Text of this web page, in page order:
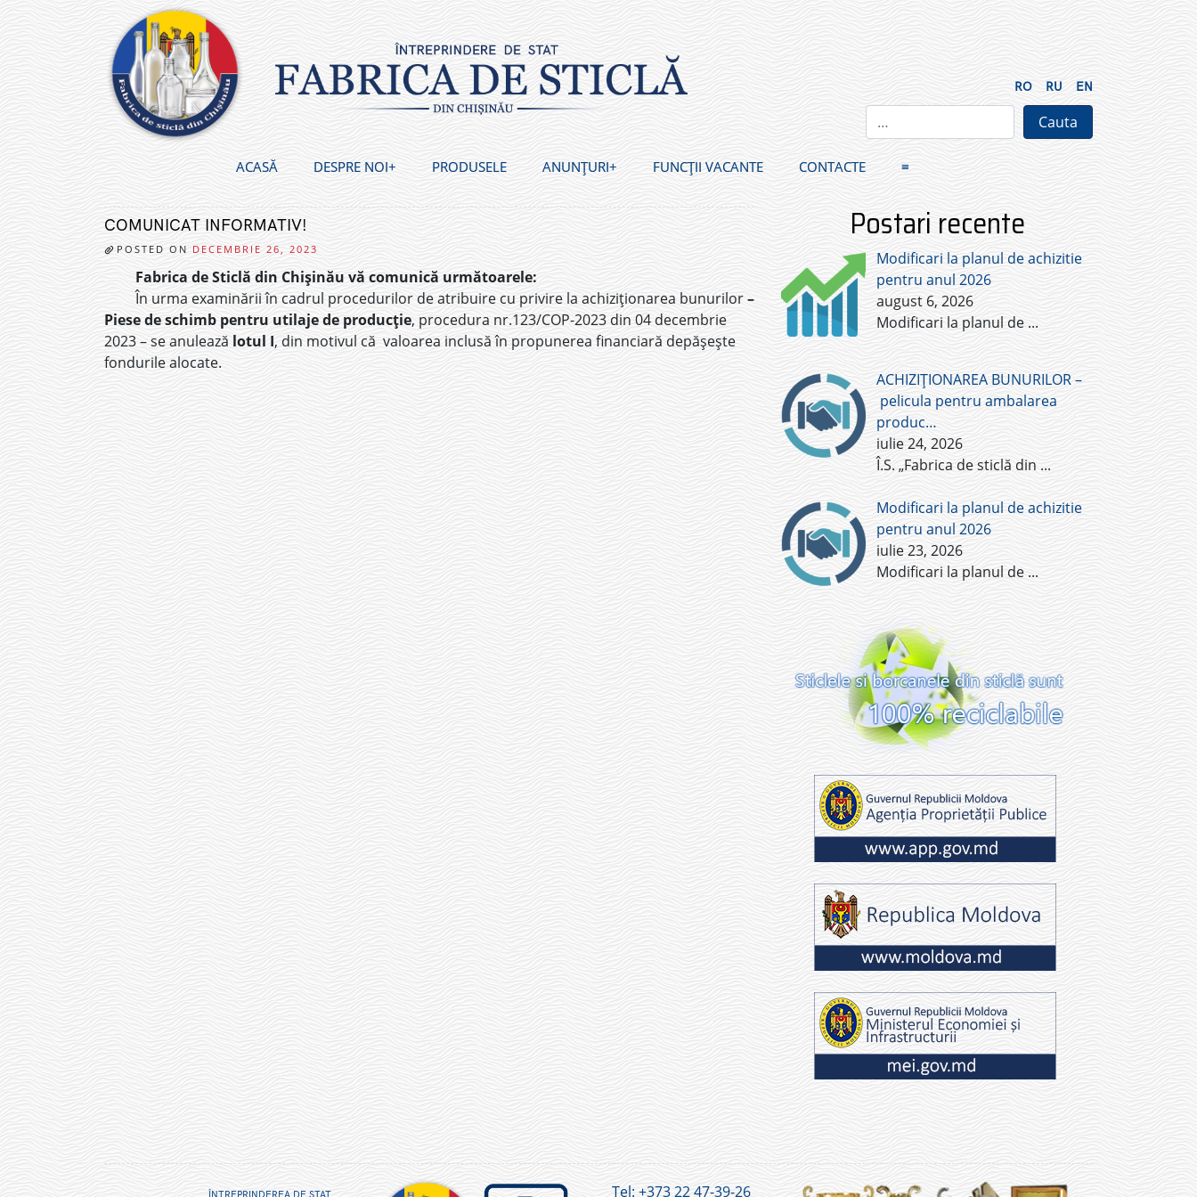
content
RO RU EN
ACASĂ DESPRE NOI PRODUSELE ANUNȚURI FUNCȚII VACANTE CONTACTE ≡
COMUNICAT INFORMATIV!
POSTED ON DECEMBRIE 26, 2023
Fabrica de Sticlă din Chișinău vă comunică următoarele:
În urma examinării în cadrul procedurilor de atribuire cu privire la achiziționarea bunurilor–
Piese de schimb pentru utilaje de producție, procedura nr.123/COP-2023 din 04 decembrie
2023 – se anulează lotul I, din motivul că valoarea inclusă în propunerea financiară depășește
fondurile alocate.
Postari recente
Modificari la planul de achizitie
pentru anul 2026
august 6, 2026
Modificari la planul de ...
ACHIZIȚIONAREA BUNURILOR –
pelicula pentru ambalarea
produc…
iulie 24, 2026
Î.S. „Fabrica de sticlă din ...
Modificari la planul de achizitie
pentru anul 2026
iulie 23, 2026
Modificari la planul de ...
ÎNTREPRINDEREA DE STAT Tel: +373 22 47-39-26